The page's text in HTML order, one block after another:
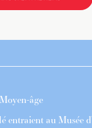
âge
entraient au Musée